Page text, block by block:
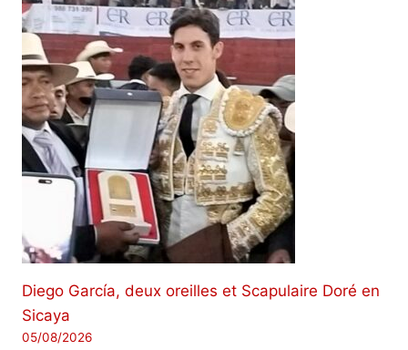
Diego García, deux oreilles et Scapulaire Doré en
Sicaya
05/08/2026